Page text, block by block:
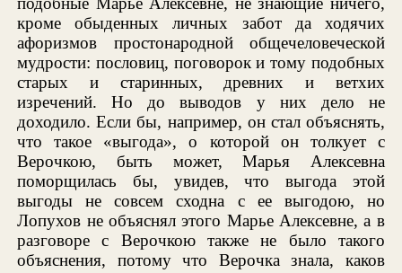
кроме обыденных личных забот да ходячих
афоризмов простонародной общечеловеческой
мудрости: пословиц, поговорок и тому подобных
старых и старинных, древних и ветхих
изречений. Но до выводов у них дело не
доходило. Если бы, например, он стал объяснять,
что такое «выгода», о которой он толкует с
Верочкою, быть может, Марья Алексевна
поморщилась бы, увидев, что выгода этой
выгоды не совсем сходна с ее выгодою, но
Лопухов не объяснял этого Марье Алексевне, а в
разговоре с Верочкою также не было такого
объяснения, потому что Верочка знала, каков